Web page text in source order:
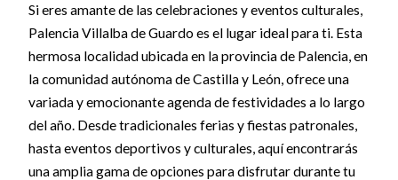
Si eres amante de las celebraciones y eventos culturales,
Palencia Villalba de Guardo es el lugar ideal para ti. Esta
hermosa localidad ubicada en la provincia de Palencia, en
la comunidad autónoma de Castilla y León, ofrece una
variada y emocionante agenda de festividades a lo largo
del año. Desde tradicionales ferias y fiestas patronales,
hasta eventos deportivos y culturales, aquí encontrarás
una amplia gama de opciones para disfrutar durante tu